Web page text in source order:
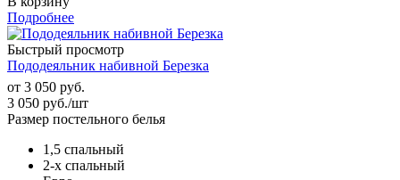
Подробнее
Быстрый просмотр
Пододеяльник набивной Березка
от 3 050 руб.
3 050 руб./шт
Размер постельного белья
1,5 спальный
2-х спальный